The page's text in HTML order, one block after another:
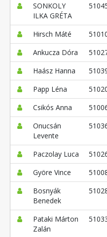
SONKOLY
ILKA GRÉTA
Hirsch Máté
Ankucza Dóra
Haász Hanna
Papp Léna
Csikós Anna
Onucsán
Levente
Paczolay Luca
Györe Vince
Bosnyák
Benedek
Pataki Márton
Zalán